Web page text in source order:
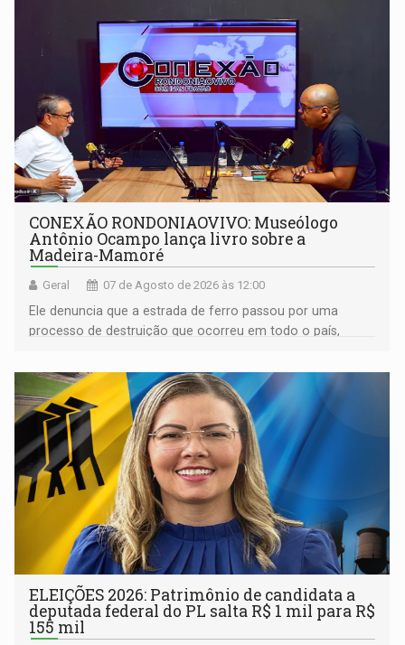
CONEXÃO RONDONIAOVIVO: Museólogo
Antônio Ocampo lança livro sobre a
Madeira-Mamoré
Geral 07 de Agosto de 2026 às 12:00
Ele denuncia que a estrada de ferro passou por uma
processo de destruição que ocorreu em todo o país,
ELEIÇÕES 2026: Patrimônio de candidata a
deputada federal do PL salta R$ 1 mil para R$
155 mil